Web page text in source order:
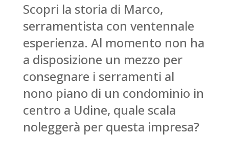
Scopri la storia di Marco,
serramentista con ventennale
esperienza. Al momento non ha
a disposizione un mezzo per
consegnare i serramenti al
nono piano di un condominio in
centro a Udine, quale scala
noleggerà per questa impresa?